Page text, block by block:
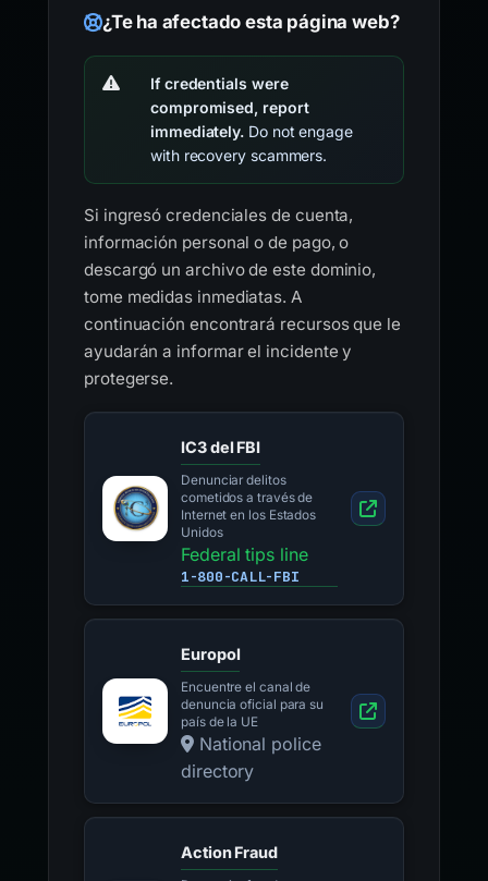
¿Te ha afectado esta página web?
If credentials were
compromised, report
immediately. Do not engage
with recovery scammers.
Si ingresó credenciales de cuenta,
información personal o de pago, o
descargó un archivo de este dominio,
tome medidas inmediatas. A
continuación encontrará recursos que le
ayudarán a informar el incidente y
protegerse.
IC3 del FBI
Denunciar delitos
cometidos a través de
Internet en los Estados
Unidos
Federal tips line
1-800-CALL-FBI
Europol
Encuentre el canal de
denuncia oficial para su
país de la UE
National police
directory
Action Fraud